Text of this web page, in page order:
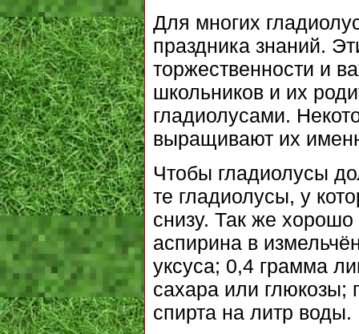
Для многих
праздника знаний.
торжественности и
школьников и их
гладиолусами.
выращивают их
Чтобы гладиолусы
те гладиолусы, у
снизу. Так же хорошо
аспирина в
уксуса; 0,4 грамма
сахара или глюкозы;
спирта на литр воды.